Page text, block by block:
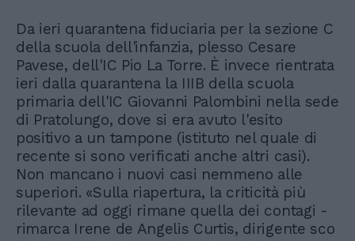
Da ieri quarantena fiduciaria per la sezione C
della scuola dell'infanzia, plesso Cesare
Pavese, dell'IC Pio La Torre. È invece rientrata
ieri dalla quarantena la IIIB della scuola
primaria dell'IC Giovanni Palombini nella sede
di Pratolungo, dove si era avuto l'esito
positivo a un tampone (istituto nel quale di
recente si sono verificati anche altri casi).
Non mancano i nuovi casi nemmeno alle
superiori. «Sulla riapertura, la criticità più
rilevante ad oggi rimane quella dei contagi -
rimarca Irene de Angelis Curtis, dirigente sco